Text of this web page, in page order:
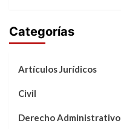
Categorías
Artículos Jurídicos
Civil
Derecho Administrativo